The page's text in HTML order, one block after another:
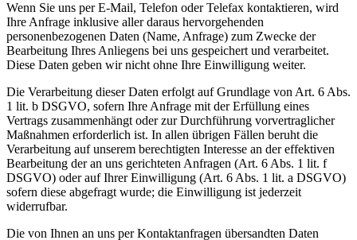
Wenn Sie uns per E-Mail, Telefon oder Telefax kontaktieren, wird
Ihre Anfrage inklusive aller daraus hervorgehenden
personenbezogenen Daten (Name, Anfrage) zum Zwecke der
Bearbeitung Ihres Anliegens bei uns gespeichert und verarbeitet.
Diese Daten geben wir nicht ohne Ihre Einwilligung weiter.
Die Verarbeitung dieser Daten erfolgt auf Grundlage von Art. 6 Abs.
1 lit. b DSGVO, sofern Ihre Anfrage mit der Erfüllung eines
Vertrags zusammenhängt oder zur Durchführung vorvertraglicher
Maßnahmen erforderlich ist. In allen übrigen Fällen beruht die
Verarbeitung auf unserem berechtigten Interesse an der effektiven
Bearbeitung der an uns gerichteten Anfragen (Art. 6 Abs. 1 lit. f
DSGVO) oder auf Ihrer Einwilligung (Art. 6 Abs. 1 lit. a DSGVO)
sofern diese abgefragt wurde; die Einwilligung ist jederzeit
widerrufbar.
Die von Ihnen an uns per Kontaktanfragen übersandten Daten